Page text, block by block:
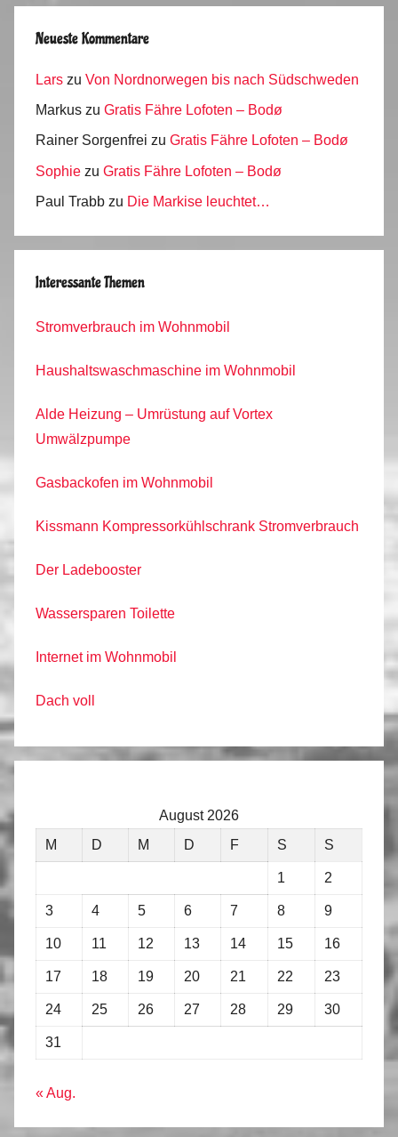
Neueste Kommentare
Lars zu Von Nordnorwegen bis nach Südschweden
Markus zu Gratis Fähre Lofoten – Bodø
Rainer Sorgenfrei zu Gratis Fähre Lofoten – Bodø
Sophie zu Gratis Fähre Lofoten – Bodø
Paul Trabb zu Die Markise leuchtet…
Interessante Themen
Stromverbrauch im Wohnmobil
Haushaltswaschmaschine im Wohnmobil
Alde Heizung – Umrüstung auf Vortex
Umwälzpumpe
Gasbackofen im Wohnmobil
Kissmann Kompressorkühlschrank Stromverbrauch
Der Ladebooster
Wassersparen Toilette
Internet im Wohnmobil
Dach voll
August 2026
M
D M D F S S
1 2
3 4 5 6 7 8 9
10 11 12 13 14 15 16
17 18 19 20 21 22 23
24 25 26 27 28 29 30
31
« Aug.